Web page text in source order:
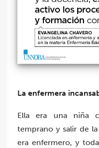
La enfermera
Ella era una niña
temprano y salir de
era enfermero, y